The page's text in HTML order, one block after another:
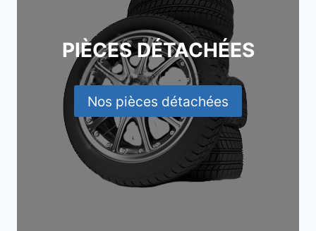
PIÈCES DÉTACHÉES
Nos pièces détachées